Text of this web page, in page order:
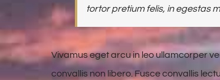
tortor pretium felis, in egestas
Vivamus eget arcu in leo ullamcorper
convallis non libero. Fusce convallis